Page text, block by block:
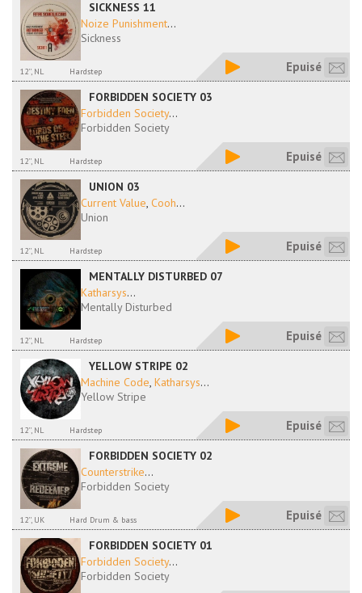
SICKNESS 11
Noize Punishment...
Sickness
12'', NL Hardstep Epuisé
FORBIDDEN SOCIETY 03
Forbidden Society...
Forbidden Society
12'', NL Hardstep Epuisé
UNION 03
Current Value, Cooh...
Union
12'', NL Hardstep Epuisé
MENTALLY DISTURBED 07
Katharsys...
Mentally Disturbed
12'', NL Hardstep Epuisé
YELLOW STRIPE 02
Machine Code, Katharsys...
Yellow Stripe
12'', NL Hardstep Epuisé
FORBIDDEN SOCIETY 02
Counterstrike...
Forbidden Society
12'', UK Hard Drum & bass Epuisé
FORBIDDEN SOCIETY 01
Forbidden Society...
Forbidden Society